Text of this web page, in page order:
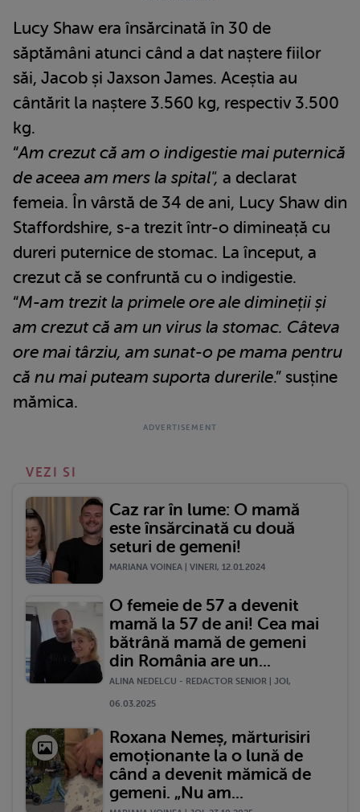
Lucy Shaw era însărcinată în 30 de
săptămâni atunci când a dat naștere fiilor
săi, Jacob și Jaxson James. Aceștia au
cântărit la naștere 3.560 kg, respectiv 3.500
kg.
“Am crezut că am o indigestie mai puternică
de aceea am mers la spital", a declarat
femeia. În vârstă de 34 de ani, Lucy Shaw din
Staffordshire, s-a trezit într-o dimineață cu
dureri puternice de stomac. La început, a
crezut că se confruntă cu o indigestie.
“M-am trezit la primele ore ale dimineții și
am crezut că am un virus la stomac. Câteva
ore mai târziu, am sunat-o pe mama pentru
că nu mai puteam suporta durerile.” susține
mămica.
VEZI SI
Caz rar în lume: O mamă
este însărcinată cu două
seturi de gemeni!
MARIANA VOINEA | VINERI, 12.01.2024
O femeie de 57 a devenit
mamă la 57 de ani! Cea mai
bătrână mamă de gemeni
din România are un...
ALINA NEDELCU - REDACTOR SENIOR | JOI,
06.03.2025
Roxana Nemeș, mărturisiri
emoționante la o lună de
când a devenit mămică de
gemeni. „Nu am...